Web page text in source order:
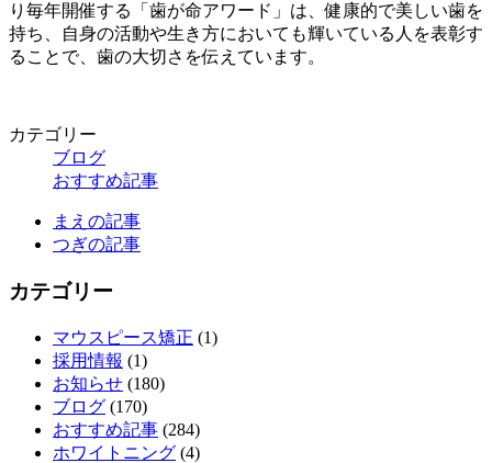
り毎年開催する「歯が命アワード」は、健康的で美しい歯を
持ち、自身の活動や生き方においても輝いている人を表彰す
ることで、歯の大切さを伝えています。
カテゴリー
ブログ
おすすめ記事
まえの記事
つぎの記事
カテゴリー
マウスピース矯正 (1)
採用情報 (1)
お知らせ (180)
ブログ (170)
おすすめ記事 (284)
ホワイトニング (4)